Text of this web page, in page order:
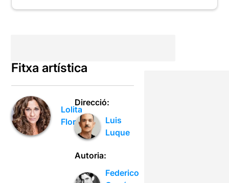
Fitxa artística
Lolita
Flores
Direcció:
Luis
Luque
Autoria:
Federico